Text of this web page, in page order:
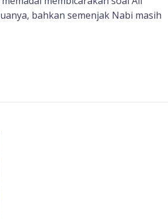
bahkan semenjak Nabi masih